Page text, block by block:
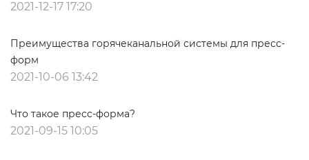
2021-12-17 17:20
Преимущества горячеканальной системы для пресс-
форм
2021-10-06 13:42
Что такое пресс-форма?
2021-09-15 10:05